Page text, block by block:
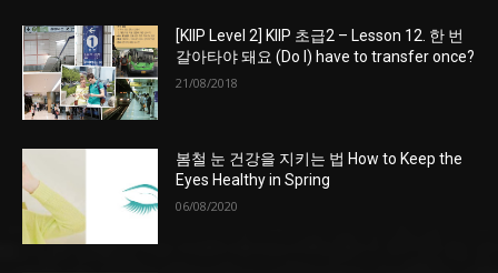
[KIIP Level 2] KIIP 초급2 – Lesson 12. 한 번
갈아타야 돼요 (Do I) have to transfer once?
21/08/2018
봄철 눈 건강을 지키는 법 How to Keep the
Eyes Healthy in Spring
06/08/2020